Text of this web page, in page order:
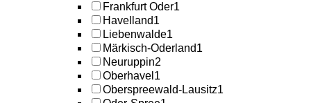
Frankfurt Oder1
Havelland1
Liebenwalde1
Märkisch-Oderland1
Neuruppin2
Oberhavel 1
Oberspreewald-Lausitz1